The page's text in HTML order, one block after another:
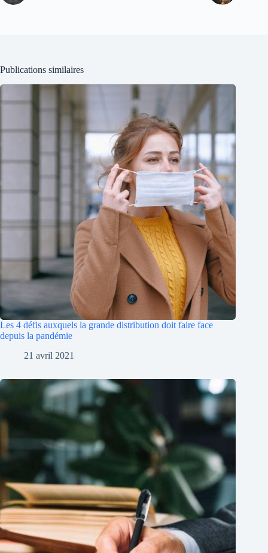
Publications similaires
Les 4 défis auxquels la grande distribution doit faire face
depuis la pandémie
21 avril 2021